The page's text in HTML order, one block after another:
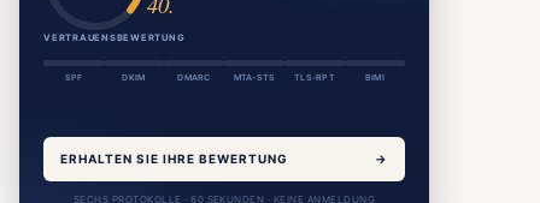
VERTRAUENSBEWERTUNG
SPF DKIM DMARC MTA-STS TLS-RPT BIMI
ERHALTEN SIE IHRE BEWERTUNG →
SECHS PROTOKOLLE · 60 SEKUNDEN · KEINE ANMELDUNG